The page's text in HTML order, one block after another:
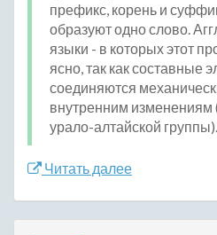
префикс, корень и
образуют одно слово.
языки - в которых этот
ясно, так как составные
соединяются
внутренним изменениям
урало-алтайской группы).
Читать далее